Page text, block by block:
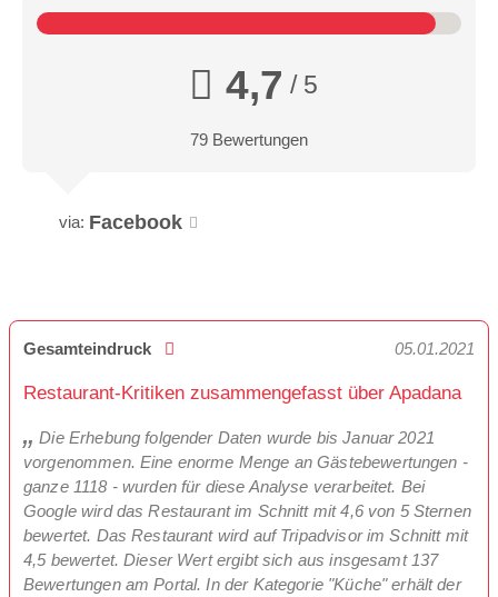
4,7 / 5
79 Bewertungen
via: Facebook
Gesamteindruck 05.01.2021
Restaurant-Kritiken zusammengefasst über Apadana
Die Erhebung folgender Daten wurde bis Januar 2021
vorgenommen. Eine enorme Menge an Gästebewertungen -
ganze 1118 - wurden für diese Analyse verarbeitet. Bei
Google wird das Restaurant im Schnitt mit 4,6 von 5 Sternen
bewertet. Das Restaurant wird auf Tripadvisor im Schnitt mit
4,5 bewertet. Dieser Wert ergibt sich aus insgesamt 137
Bewertungen am Portal. In der Kategorie "Küche" erhält der